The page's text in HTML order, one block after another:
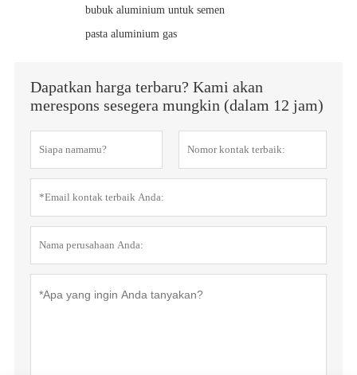
bubuk aluminium untuk semen
pasta aluminium gas
Dapatkan harga terbaru? Kami akan
merespons sesegera mungkin (dalam 12 jam)